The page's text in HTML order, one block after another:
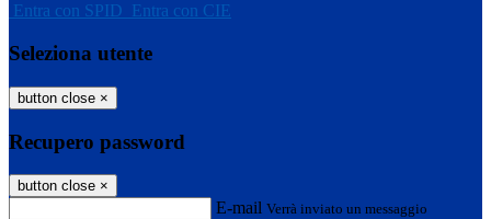
Entra con SPID Entra con CIE
Seleziona utente
button close ×
Recupero password
button close ×
E-mail Verrà inviato un messaggio